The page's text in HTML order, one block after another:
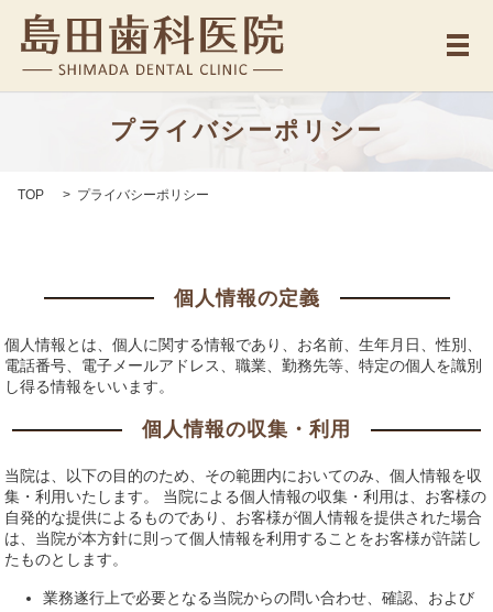
メ
プライバシーポリシー
TOP プライバシーポリシー
個人情報の定義
個人情報とは、個人に関する情報であり、お名前、生年月日、性別、
電話番号、電子メールアドレス、職業、勤務先等、特定の個人を識別
し得る情報をいいます。
個人情報の収集・利用
当院は、以下の目的のため、その範囲内においてのみ、個人情報を収
集・利用いたします。 当院による個人情報の収集・利用は、お客様の
自発的な提供によるものであり、お客様が個人情報を提供された場合
は、当院が本方針に則って個人情報を利用することをお客様が許諾し
たものとします。
業務遂行上で必要となる当院からの問い合わせ、確認、および